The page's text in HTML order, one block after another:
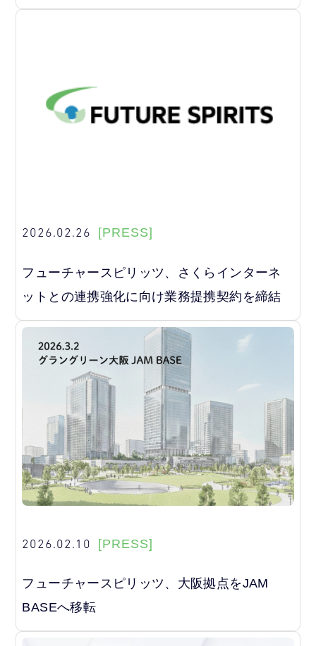
2026.02.26 [PRESS]
フューチャースピリッツ、さくらインターネ
ットとの連携強化に向け業務提携契約を締結
2026.02.10 [PRESS]
フューチャースピリッツ、大阪拠点をJAM
BASEへ移転